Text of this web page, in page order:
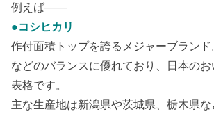
例えば――
●コシヒカリ
作付面積トップを誇るメジャーブランド
などのバランスに優れており、日本の
表格です。
主な生産地は新潟県や茨城県、栃木県な